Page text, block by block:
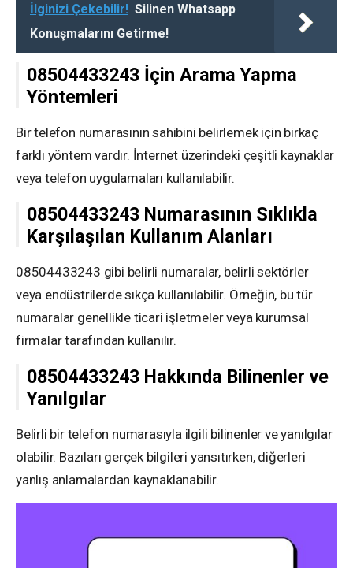
İlginizi Çekebilir! Silinen Whatsapp
Konuşmalarını Getirme!
08504433243 İçin Arama Yapma
Yöntemleri
Bir telefon numarasının sahibini belirlemek için birkaç
farklı yöntem vardır. İnternet üzerindeki çeşitli kaynaklar
veya telefon uygulamaları kullanılabilir.
08504433243 Numarasının Sıklıkla
Karşılaşılan Kullanım Alanları
08504433243 gibi belirli numaralar, belirli sektörler
veya endüstrilerde sıkça kullanılabilir. Örneğin, bu tür
numaralar genellikle ticari işletmeler veya kurumsal
firmalar tarafından kullanılır.
08504433243 Hakkında Bilinenler ve
Yanılgılar
Belirli bir telefon numarasıyla ilgili bilinenler ve yanılgılar
olabilir. Bazıları gerçek bilgileri yansıtırken, diğerleri
yanlış anlamalardan kaynaklanabilir.